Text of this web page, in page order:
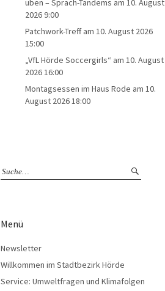
üben – Sprach-Tandems am 10. August
2026 9:00
Patchwork-Treffam 10. August 2026
15:00
„VfL Hörde Soccergirls“ am 10. August
2026 16:00
Montagsessen im Haus Rode am 10.
August 2026 18:00
Menü
Newsletter
Willkommen im Stadtbezirk Hörde
Service: Umweltfragen und Klimafolgen